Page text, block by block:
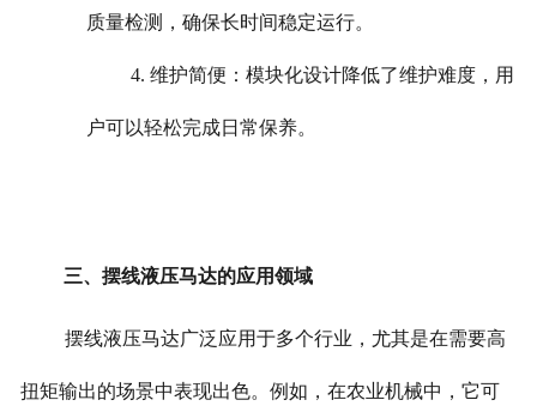
质量检测，确保长时间稳定运行。
4. 维护简便：模块化设计降低了维护难度，用
户可以轻松完成日常保养。
三、摆线液压马达的应用领域
摆线液压马达广泛应用于多个行业，尤其是在需要高
扭矩输出的场景中表现出色。例如，在农业机械中，它可